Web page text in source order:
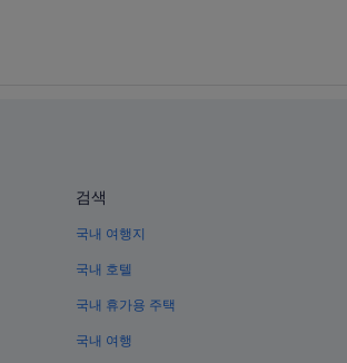
검색
국내 여행지
국내 호텔
국내 휴가용 주택
국내 여행